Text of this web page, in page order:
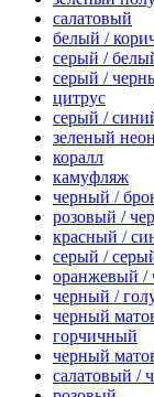
салатовый
белый /
серый /
серый /
цитрус
серый /
зеленый неон
коралл
камуфляж
черный /
розовый /
красный /
серый /
оранжевый /
черный /
черный
горчичный
черный
салатовый /